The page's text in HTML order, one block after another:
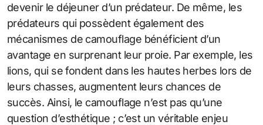
devenir le déjeuner d’un prédateur. De même, les
prédateurs qui possèdent également des
mécanismes de camouflage bénéficient d’un
avantage en surprenant leur proie. Par exemple, les
lions, qui se fondent dans les hautes herbes lors de
leurs chasses, augmentent leurs chances de
succès. Ainsi, le camouflage n’est pas qu’une
question d’esthétique ; c’est un véritable enjeu